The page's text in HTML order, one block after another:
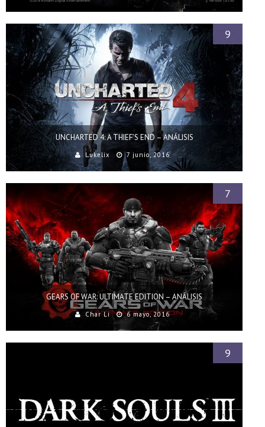
UNCHARTED 4: A THIEF’S END – ANÁLISIS
Lukelix 7 junio, 2016
9
GEARS OF WAR: ULTIMATE EDITION – ANÁLISIS
Char Li 6 mayo, 2016
7
9